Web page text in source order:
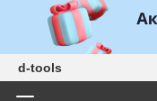
d-tools